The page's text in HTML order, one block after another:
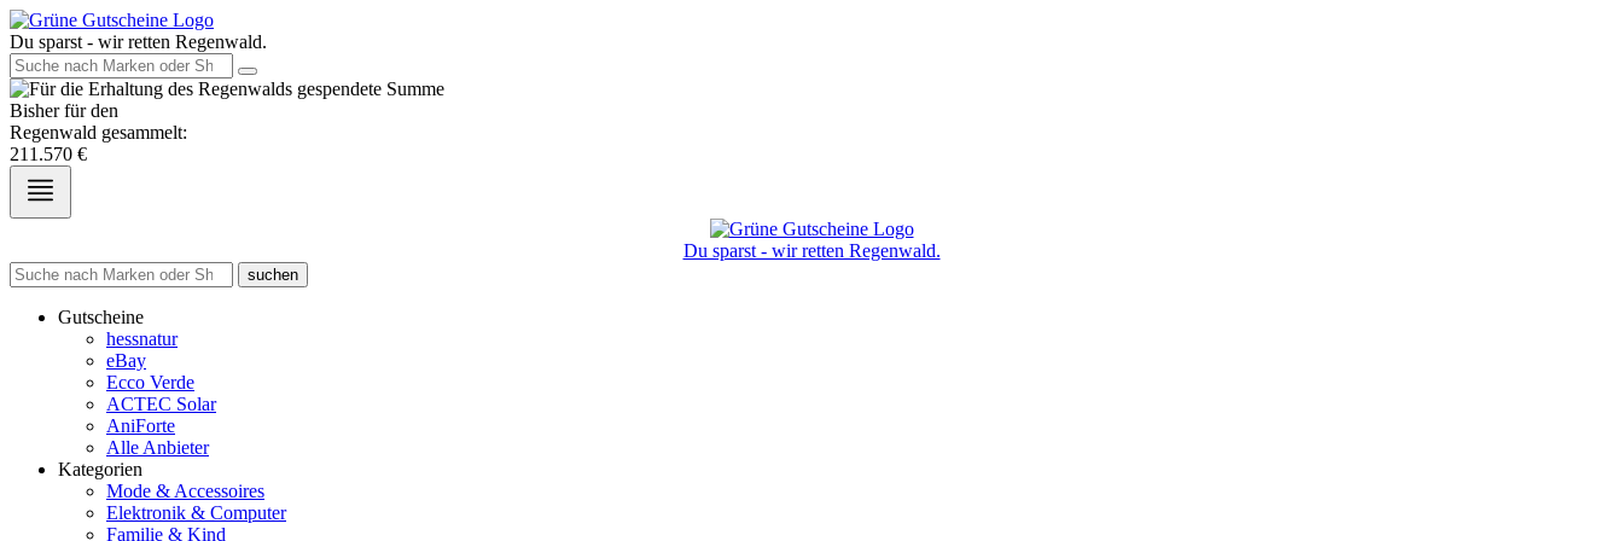
Du sparst - wir retten Regenwald.
Bisher für den
Regenwald gesammelt:
211.570 €
Du sparst - wir retten Regenwald.
suchen
Gutscheine
hessnatur
eBay
Ecco Verde
ACTEC Solar
AniForte
Alle Anbieter
Kategorien
Mode & Accessoires
Elektronik & Computer
Familie & Kind